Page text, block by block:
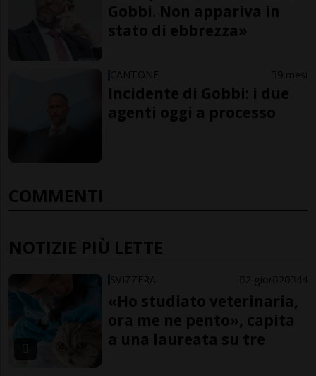
Gobbi. Non appariva in
stato di ebbrezza»
CANTONE 9 mesi
Incidente di Gobbi: i due
agenti oggi a processo
COMMENTI
NOTIZIE PIÙ LETTE
SVIZZERA 2 gior 20 44
«Ho studiato veterinaria,
ora me ne pento», capita
a una laureata su tre